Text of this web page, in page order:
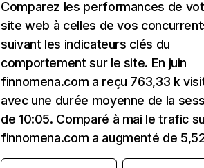
Comparez les performances de
site web à celles de vos
suivant les indicateurs clés du
comportement sur le site. En juin
finnomena.com a reçu 763,33 k
avec une durée moyenne de la
de 10:05. Comparé à mai le trafic
finnomena.com a augmenté de